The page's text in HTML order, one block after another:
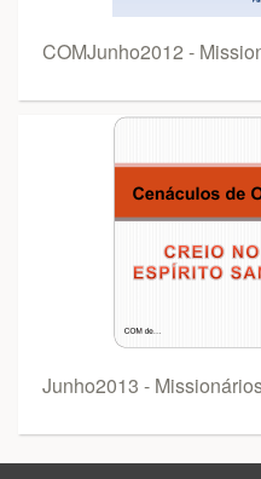
COMJunho2012 -
Junho2013 -